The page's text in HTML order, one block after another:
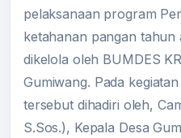
pelaksanaan program
ketahanan pangan tahun
dikelola oleh BUMDES
Gumiwang. Pada
tersebut dihadiri oleh,
S.Sos.), Kepala Desa